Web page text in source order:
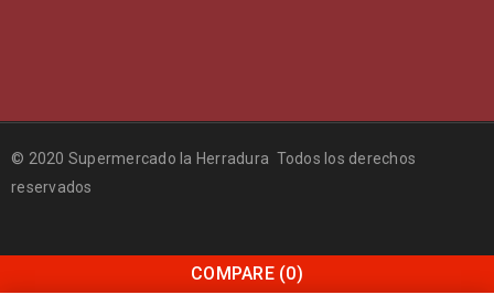
© 2020 Supermercado la Herradura Todos los derechos
reservados
COMPARE (0)